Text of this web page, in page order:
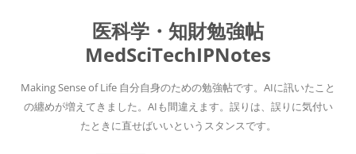
医科学・知財勉強帖
MedSciTechIPNotes
Making Sense of Life 自分自身のための勉強帖です。AIに訊いたこと
の纏めが増えてきました。AIも間違えます。誤りは、誤りに気付い
たときに直せばいいというスタンスです。